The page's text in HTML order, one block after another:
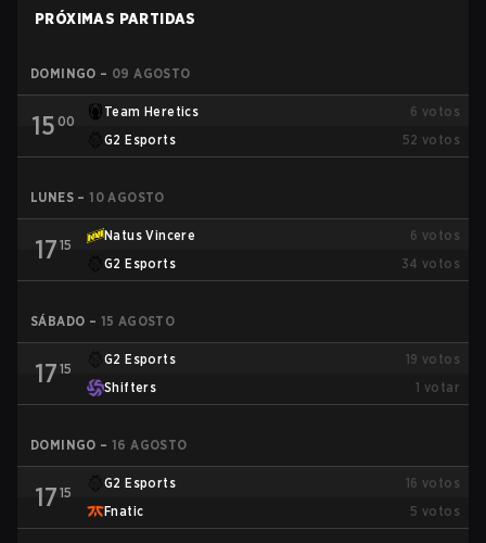
PRÓXIMAS PARTIDAS
DOMINGO – 09 AGOSTO
15 00
Team Heretics 6 votos
G2 Esports
52 votos
LUNES – 10 AGOSTO
17 15
Natus Vincere 6 votos
G2 Esports
34 votos
SÁBADO – 15 AGOSTO
17 15
G2 Esports 19 votos
Shifters
1 votar
DOMINGO – 16 AGOSTO
17 15
G2 Esports 16 votos
Fnatic
5 votos